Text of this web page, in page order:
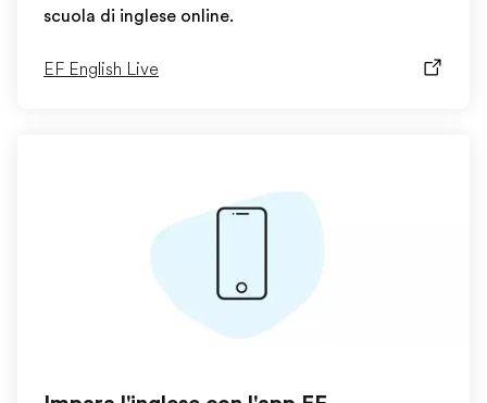
scuola di inglese online.
EF English Live